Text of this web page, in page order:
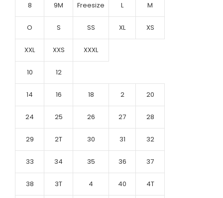
8 9M Freesize L M
O S SS XL XS
XXL XXS XXXL
10 12
14 16 18 2 20
24 25 26 27 28
29 2T 30 31 32
33 34 35 36 37
38 3T 4 40 4T